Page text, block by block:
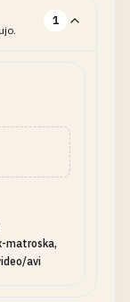
1
matroska,
avi